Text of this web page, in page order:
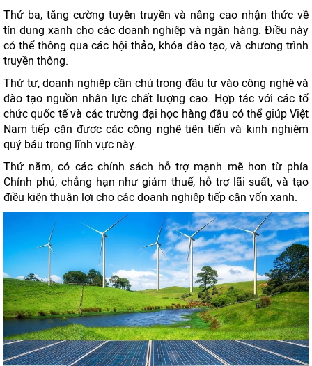
Thứ ba, tăng cường tuyên truyền và nâng cao nhận thức về
tín dụng xanh cho các doanh nghiệp và ngân hàng. Điều này
có thể thông qua các hội thảo, khóa đào tạo, và chương trình
truyền thông.
Thứ tư, doanh nghiệp cần chú trọng đầu tư vào công nghệ và
đào tạo nguồn nhân lực chất lượng cao. Hợp tác với các tổ
chức quốc tế và các trường đại học hàng đầu có thể giúp Việt
Nam tiếp cận được các công nghệ tiên tiến và kinh nghiệm
quý báu trong lĩnh vực này.
Thứ năm, có các chính sách hỗ trợ mạnh mẽ hơn từ phía
Chính phủ, chẳng hạn như giảm thuế, hỗ trợ lãi suất, và tạo
điều kiện thuận lợi cho các doanh nghiệp tiếp cận vốn xanh.